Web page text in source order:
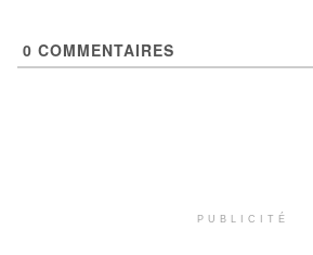
0 COMMENTAIRES
PUBLICITÉ